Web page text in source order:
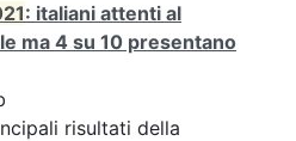
: italiani attenti al
ma 4 su 10 presentano
risultati della